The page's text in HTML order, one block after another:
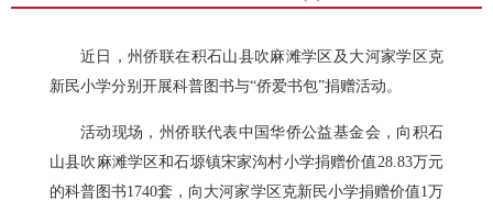
近日，州侨联在积石山县吹麻滩学区及大河家学区克
新民小学分别开展科普图书与“侨爱书包”捐赠活动。
活动现场，州侨联代表中国华侨公益基金会，向积石
山县吹麻滩学区和石塬镇宋家沟村小学捐赠价值28.83万元
的科普图书1740套，向大河家学区克新民小学捐赠价值1万